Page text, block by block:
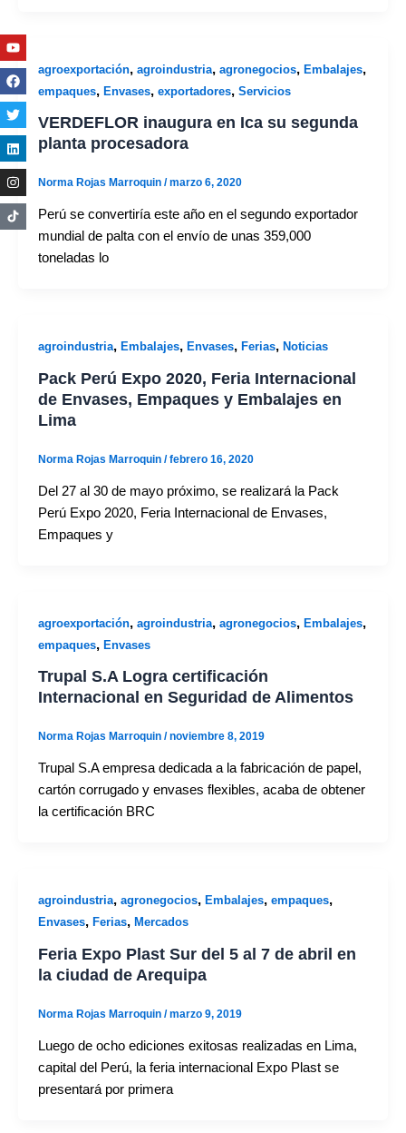
agroexportación, agroindustria, agronegocios, Embalajes,
empaques, Envases, exportadores, Servicios
VERDEFLOR inaugura en Ica su segunda
planta procesadora
Norma Rojas Marroquin /marzo 6, 2020
Perú se convertiría este año en el segundo exportador
mundial de palta con el envío de unas 359,000
toneladas lo
agroindustria, Embalajes, Envases, Ferias, Noticias
Pack Perú Expo 2020, Feria Internacional
de Envases, Empaques y Embalajes en
Lima
Norma Rojas Marroquin /febrero 16, 2020
Del 27 al 30 de mayo próximo, se realizará la Pack
Perú Expo 2020, Feria Internacional de Envases,
Empaques y
agroexportación, agroindustria, agronegocios, Embalajes,
empaques, Envases
Trupal S.A Logra certificación
Internacional en Seguridad de Alimentos
Norma Rojas Marroquin /noviembre 8, 2019
Trupal S.A empresa dedicada a la fabricación de papel,
cartón corrugado y envases flexibles, acaba de obtener
la certificación BRC
agroindustria, agronegocios, Embalajes, empaques,
Envases, Ferias, Mercados
Feria Expo Plast Sur del 5 al 7 de abril en
la ciudad de Arequipa
Norma Rojas Marroquin /marzo 9, 2019
Luego de ocho ediciones exitosas realizadas en Lima,
capital del Perú, la feria internacional Expo Plast se
presentará por primera
Youtube
Facebook
Twitter
Linkedin
Instagram